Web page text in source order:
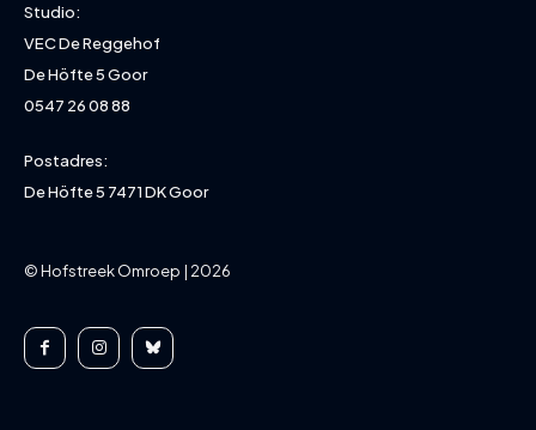
Studio:
VEC De Reggehof
De Höfte 5 Goor
0547 26 08 88
Postadres:
De Höfte 5 7471 DK Goor
© Hofstreek Omroep | 2026